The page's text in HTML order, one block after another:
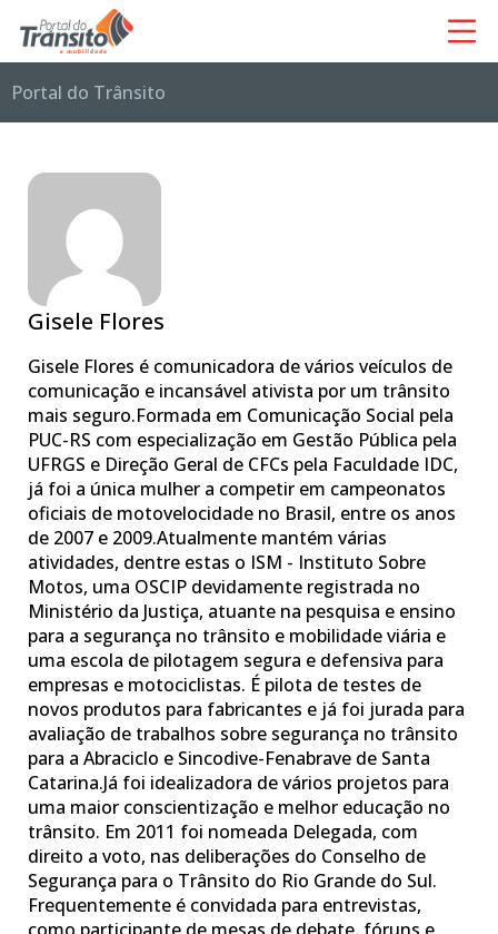
Portal do Trânsito
Gisele Flores
Gisele Flores é comunicadora de vários veículos de
comunicação e incansável ativista por um trânsito
mais seguro.Formada em Comunicação Social pela
PUC-RS com especialização em Gestão Pública pela
UFRGS e Direção Geral de CFCs pela Faculdade IDC,
já foi a única mulher a competir em campeonatos
oficiais de motovelocidade no Brasil, entre os anos
de 2007 e 2009.Atualmente mantém várias
atividades, dentre estas o ISM - Instituto Sobre
Motos, uma OSCIP devidamente registrada no
Ministério da Justiça, atuante na pesquisa e ensino
para a segurança no trânsito e mobilidade viária e
uma escola de pilotagem segura e defensiva para
empresas e motociclistas. É pilota de testes de
novos produtos para fabricantes e já foi jurada para
avaliação de trabalhos sobre segurança no trânsito
para a Abraciclo e Sincodive-Fenabrave de Santa
Catarina.Já foi idealizadora de vários projetos para
uma maior conscientização e melhor educação no
trânsito. Em 2011 foi nomeada Delegada, com
direito a voto, nas deliberações do Conselho de
Segurança para o Trânsito do Rio Grande do Sul.
Frequentemente é convidada para entrevistas,